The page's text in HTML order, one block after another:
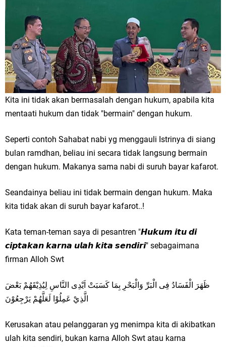
Kita ini tidak akan bermasalah dengan hukum, apabila kita
mentaati hukum dan tidak "bermain" dengan hukum.
Seperti contoh Sahabat nabi yg menggauli Istrinya di siang
bulan ramdhan, beliau ini secara tidak langsung bermain
dengan hukum. Makanya sama nabi di suruh bayar kafarot.
Seandainya beliau ini tidak bermain dengan hukum. Maka
kita tidak akan di suruh bayar kafarot..!
Kata teman-teman saya di pesantren "𝙃𝙪𝙠𝙪𝙢 𝙞𝙩𝙪 𝙙𝙞
𝙘𝙞𝙥𝙩𝙖𝙠𝙖𝙣 𝙠𝙖𝙧𝙣𝙖 𝙪𝙡𝙖𝙝 𝙠𝙞𝙩𝙖 𝙨𝙚𝙣𝙙𝙞𝙧𝙞" sebagaimana
firman Alloh Swt
ظَهَرَ الْفَسَادُ فِى الْبَرِّ وَالْبَحْرِ بِمَا كَسَبَتْ اَيْدِى النَّاسِ لِيُذِيْقَهُمْ بَعْضَ
الَّذِيْ عَمِلُوْا لَعَلَّهُمْ يَرْجِعُوْنَ
Kerusakan atau pelanggaran yg menimpa kita di akibatkan
ulah kita sendiri, bukan karna Alloh Swt atau karna